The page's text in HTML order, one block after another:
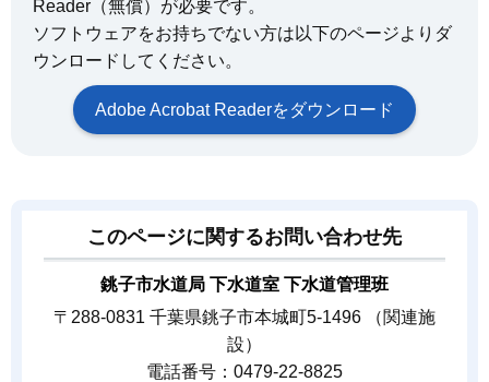
Reader（無償）が必要です。
ソフトウェアをお持ちでない方は以下のページよりダ
ウンロードしてください。
Adobe Acrobat Readerをダウンロード
このページに関するお問い合わせ先
銚子市水道局 下水道室 下水道管理班
〒288-0831 千葉県銚子市本城町5-1496 （関連施
設）
電話番号：0479-22-8825